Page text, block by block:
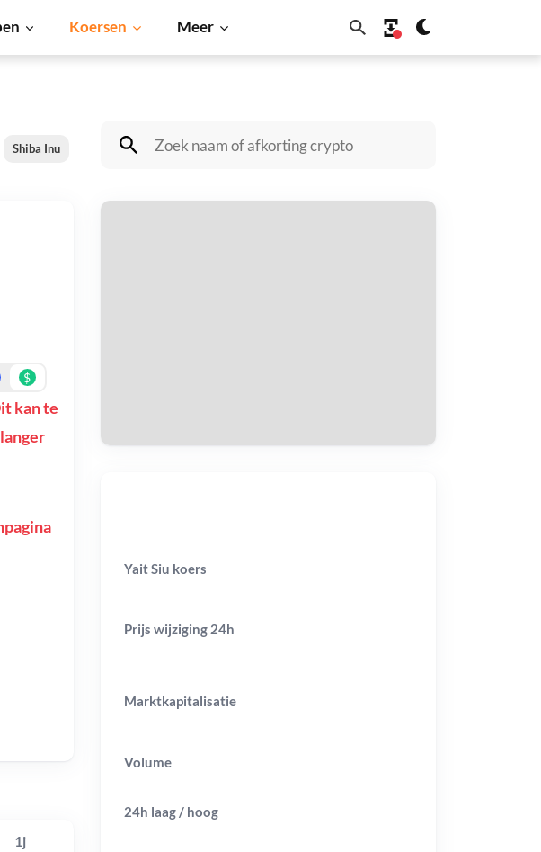
Koersen Meer
Shiba Inu Dogecoin Solana BNB
$
kan te
1j
Yait Siu koers
Prijs wijziging 24h
Marktkapitalisatie
Volume
24h laag / hoog